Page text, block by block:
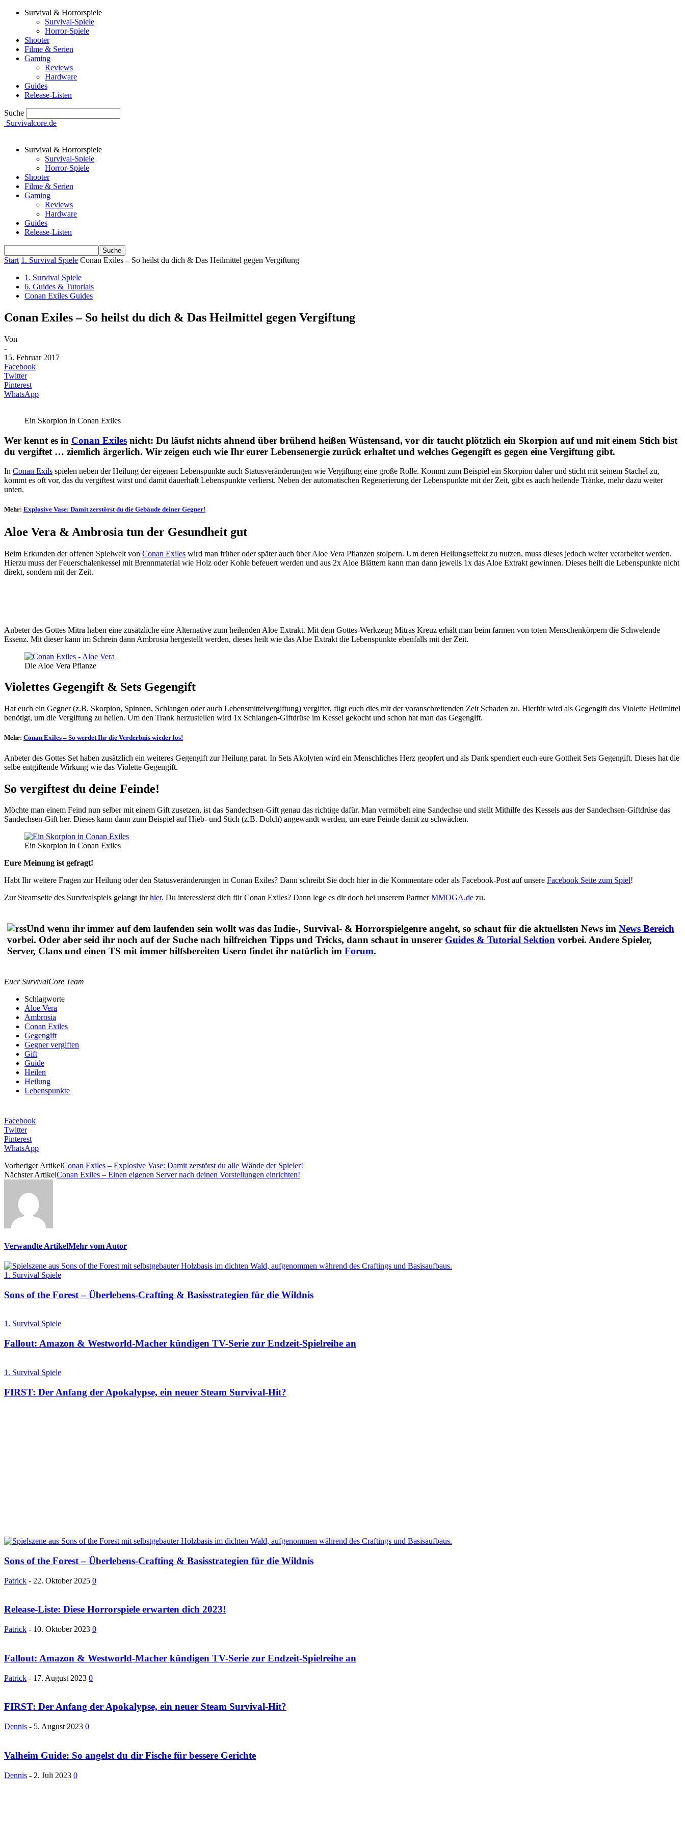
Survival & Horrorspiele
Survival-Spiele
Horror-Spiele
Shooter
Filme & Serien
Gaming
Reviews
Hardware
Guides
Release-Listen
Suche
Survivalcore.de
Survival & Horrorspiele
Survival-Spiele
Horror-Spiele
Shooter
Filme & Serien
Gaming
Reviews
Hardware
Guides
Release-Listen
Start 1. Survival Spiele Conan Exiles – So heilst du dich & Das Heilmittel gegen Vergiftung
1. Survival Spiele
6. Guides & Tutorials
Conan Exiles Guides
Conan Exiles – So heilst du dich & Das Heilmittel gegen Vergiftung
Von
-
15. Februar 2017
Facebook
Twitter
Pinterest
WhatsApp
Ein Skorpion in Conan Exiles
Wer kennt es in Conan Exiles nicht: Du läufst nichts ahnend über brühend heißen Wüstensand, vor dir taucht plötzlich ein Skorpion auf und mit einem Stich bist
du vergiftet … ziemlich ärgerlich. Wir zeigen euch wie Ihr eurer Lebensenergie zurück erhaltet und welches Gegengift es gegen eine Vergiftung gibt.
In Conan Exils spielen neben der Heilung der eigenen Lebenspunkte auch Statusveränderungen wie Vergiftung eine große Rolle. Kommt zum Beispiel ein Skorpion daher und sticht mit seinem Stachel zu,
kommt es oft vor, das du vergiftest wirst und damit dauerhaft Lebenspunkte verlierst. Neben der automatischen Regenerierung der Lebenspunkte mit der Zeit, gibt es auch heilende Tränke, mehr dazu weiter
unten.
Mehr: Explosive Vase: Damit zerstörst du die Gebäude deiner Gegner!
Aloe Vera & Ambrosia tun der Gesundheit gut
Beim Erkunden der offenen Spielwelt von Conan Exiles wird man früher oder später auch über Aloe Vera Pflanzen stolpern. Um deren Heilungseffekt zu nutzen, muss dieses jedoch weiter verarbeitet werden.
Hierzu muss der Feuerschalenkessel mit Brennmaterial wie Holz oder Kohle befeuert werden und aus 2x Aloe Blättern kann man dann jeweils 1x das Aloe Extrakt gewinnen. Dieses heilt die Lebenspunkte nicht
direkt, sondern mit der Zeit.
Anbeter des Gottes Mitra haben eine zusätzliche eine Alternative zum heilenden Aloe Extrakt. Mit dem Gottes-Werkzeug Mitras Kreuz erhält man beim farmen von toten Menschenkörpern die Schwelende
Essenz. Mit dieser kann im Schrein dann Ambrosia hergestellt werden, dieses heilt wie das Aloe Extrakt die Lebenspunkte ebenfalls mit der Zeit.
Die Aloe Vera Pflanze
Violettes Gegengift & Sets Gegengift
Hat euch ein Gegner (z.B. Skorpion, Spinnen, Schlangen oder auch Lebensmittelvergiftung) vergiftet, fügt euch dies mit der voranschreitenden Zeit Schaden zu. Hierfür wird als Gegengift das Violette Heilmittel
benötigt, um die Vergiftung zu heilen. Um den Trank herzustellen wird 1x Schlangen-Giftdrüse im Kessel gekocht und schon hat man das Gegengift.
Mehr: Conan Exiles – So werdet Ihr die Verderbnis wieder los!
Anbeter des Gottes Set haben zusätzlich ein weiteres Gegengift zur Heilung parat. In Sets Akolyten wird ein Menschliches Herz geopfert und als Dank spendiert euch eure Gottheit Sets Gegengift. Dieses hat die
selbe entgiftende Wirkung wie das Violette Gegengift.
So vergiftest du deine Feinde!
Möchte man einem Feind nun selber mit einem Gift zusetzen, ist das Sandechsen-Gift genau das richtige dafür. Man vermöbelt eine Sandechse und stellt Mithilfe des Kessels aus der Sandechsen-Giftdrüse das
Sandechsen-Gift her. Dieses kann dann zum Beispiel auf Hieb- und Stich (z.B. Dolch) angewandt werden, um eure Feinde damit zu schwächen.
Ein Skorpion in Conan Exiles
Eure Meinung ist gefragt!
Habt Ihr weitere Fragen zur Heilung oder den Statusveränderungen in Conan Exiles? Dann schreibt Sie doch hier in die Kommentare oder als Facebook-Post auf unsere Facebook Seite zum Spiel!
Zur Steamseite des Survivalspiels gelangt ihrhier. Du interessierst dich für Conan Exiles? Dann lege es dir doch bei unserem PartnerMMOGA.de zu.
Und wenn ihr immer auf dem laufenden sein wollt was das Indie-, Survival- & Horrorspielgenre angeht, so schaut für die aktuellsten News im News Bereich
vorbei. Oder aber seid ihr noch auf der Suche nach hilfreichen Tipps und Tricks, dann schaut in unserer Guides & Tutorial Sektion vorbei. Andere Spieler,
Server, Clans und einen TS mit immer hilfsbereiten Usern findet ihr natürlich im Forum.
Euer SurvivalCore Team
Schlagworte
Aloe Vera
Ambrosia
Conan Exiles
Gegengift
Gegner vergiften
Gift
Guide
Heilen
Heilung
Lebenspunkte
Facebook
Twitter
Pinterest
WhatsApp
Vorheriger ArtikelConan Exiles – Explosive Vase: Damit zerstörst du alle Wände der Spieler!
Nächster ArtikelConan Exiles – Einen eigenen Server nach deinen Vorstellungen einrichten!
Verwandte ArtikelMehr vom Autor
1. Survival Spiele
Sons of the Forest – Überlebens-Crafting & Basisstrategien für die Wildnis
1. Survival Spiele
Fallout: Amazon & Westworld-Macher kündigen TV-Serie zur Endzeit-Spielreihe an
1. Survival Spiele
FIRST: Der Anfang der Apokalypse, ein neuer Steam Survival-Hit?
Sons of the Forest – Überlebens-Crafting & Basisstrategien für die Wildnis
Patrick - 22. Oktober 2025 0
Release-Liste: Diese Horrorspiele erwarten dich 2023!
Patrick - 10. Oktober 2023 0
Fallout: Amazon & Westworld-Macher kündigen TV-Serie zur Endzeit-Spielreihe an
Patrick - 17. August 2023 0
FIRST: Der Anfang der Apokalypse, ein neuer Steam Survival-Hit?
Dennis - 5. August 2023 0
Valheim Guide: So angelst du dir Fische für bessere Gerichte
Dennis - 2. Juli 2023 0